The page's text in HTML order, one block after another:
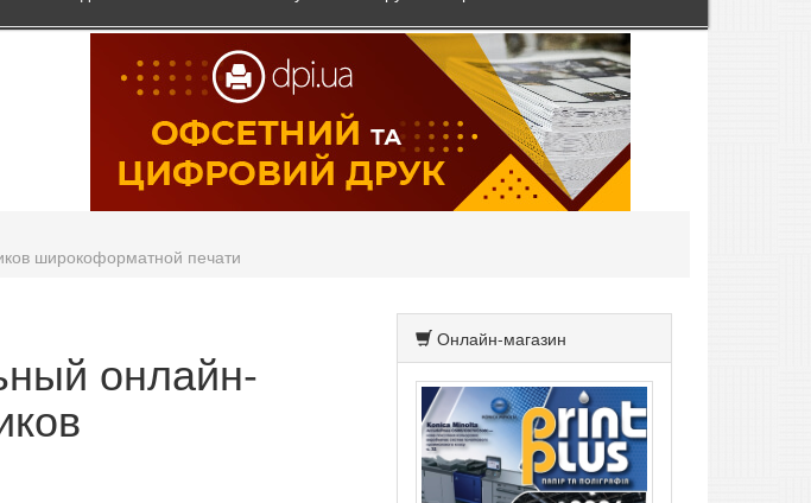
широкоформатной печати
онлайн-
Онлайн-магазин